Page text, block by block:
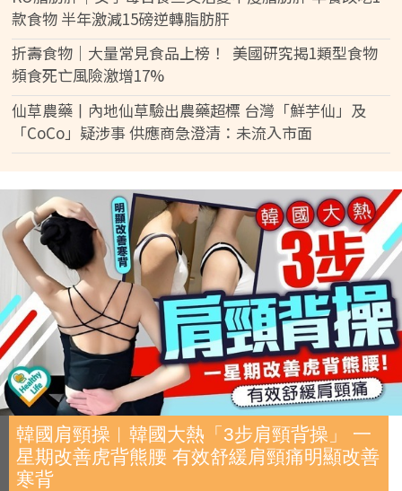
款食物 半年激減15磅逆轉脂肪肝
折壽食物｜大量常見食品上榜！ 美國研究揭1類型食物
頻食死亡風險激增17%
仙草農藥丨內地仙草驗出農藥超標 台灣「鮮芋仙」及
「CoCo」疑涉事 供應商急澄清：未流入市面
韓國肩頸操︱韓國大熱「3步肩頸背操」 一
星期改善虎背熊腰 有效舒緩肩頸痛明顯改善
寒背